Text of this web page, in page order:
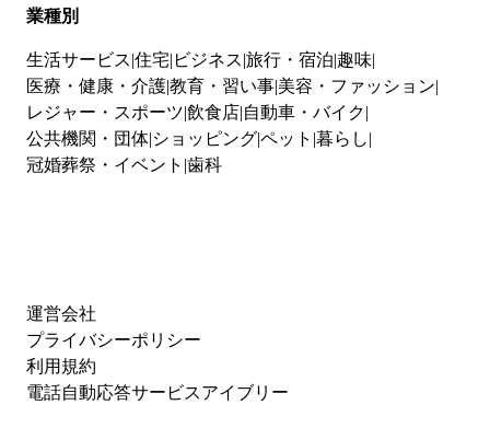
業種別
生活サービス 住宅 ビジネス 旅行・宿泊 趣味
医療・健康・介護教育・習い事 美容・ファッション
レジャー・スポーツ 飲食店 自動車・バイク
公共機関・団体 ショッピングペット 暮らし
冠婚葬祭・イベント 歯科
運営会社
プライバシーポリシー
利用規約
電話自動応答サービスアイブリー